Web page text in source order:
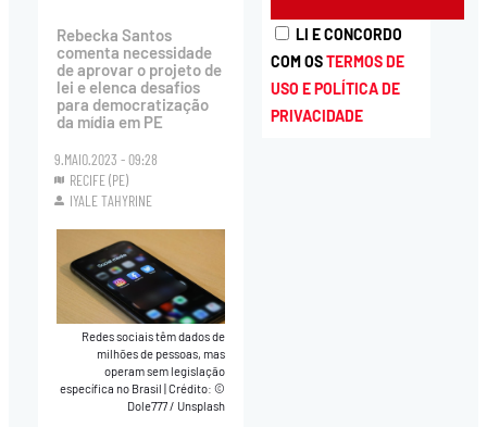
Rebecka Santos
comenta necessidade
de aprovar o projeto de
lei e elenca desafios
para democratização
da mídia em PE
9.MAIO.2023 - 09:28
RECIFE (PE)
IYALE TAHYRINE
Redes sociais têm dados de
milhões de pessoas, mas
operam sem legislação
específica no Brasil Crédito: ©
Dole777 / Unsplash
LI E CONCORDO
COM OSTERMOS DE
USO E POLÍTICA DE
PRIVACIDADE